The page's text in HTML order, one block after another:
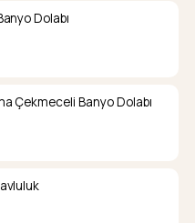
Dolabı
Çekmeceli Banyo Dolabı